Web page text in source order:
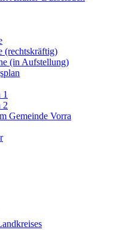
(rechtskräftig)
(in Aufstellung)
2
Gemeinde Vorra